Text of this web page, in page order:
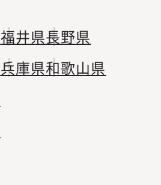
福井県長野県
兵庫県和歌山県